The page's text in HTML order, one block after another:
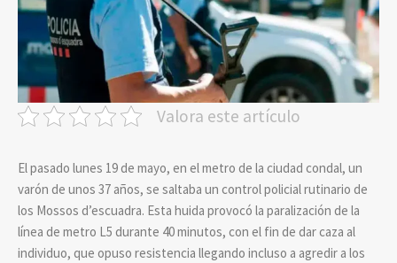
Valora este artículo
El pasado lunes 19 de mayo, en el metro de la ciudad condal, un
varón de unos 37 años, se saltaba un control policial rutinario de
los Mossos d’escuadra. Esta huida provocó la paralización de la
línea de metro L5 durante 40 minutos, con el fin de dar caza al
individuo, que opuso resistencia llegando incluso a agredir a los